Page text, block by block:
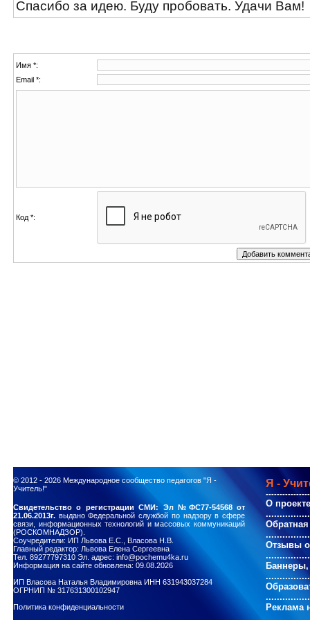
Спасибо за идею. Буду пробовать. Удачи Вам!
Имя *:
Email *:
Код *:
© 2012 - 2026 Международное сообщество педагогов "Я -
Учитель!"
Я -
О проекте
Отзывы о
Реклама
Свидетельство о регистрации СМИ: Эл №ФС77-54568 от
21.06.2013г. выдано Федеральной службой по надзору в сфере
связи, информационных технологий и массовых коммуникаций
(РОСКОМНАДЗОР).
Соучредители: ИП Львова Е.С., Власова Н.В.
Главный редактор: Львова Елена Сергеевна
Тел. 89277797310 Эл. адрес: info@pochemu4ka.ru
Информация на сайте обновлена: 09.08.2026
ИП Власова Наталья Владимировна ИНН 631943037284
ОГРНИП № 317631300102947
Политика конфиденциальности